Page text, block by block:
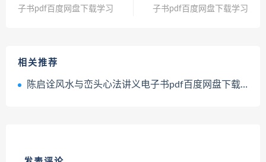
子书pdf百度网盘下载学习
子书pdf百度网盘下载学习
相关推荐
陈启诠风水与峦头心法讲义电子书pdf百度网盘下载学习